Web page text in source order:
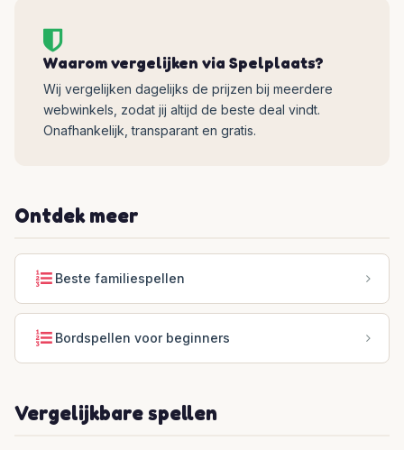
Waarom vergelijken via Spelplaats?
Wij vergelijken dagelijks de prijzen bij meerdere
webwinkels, zodat jij altijd de beste deal vindt.
Onafhankelijk, transparant en gratis.
Ontdek meer
Beste familiespellen
Bordspellen voor beginners
Vergelijkbare spellen